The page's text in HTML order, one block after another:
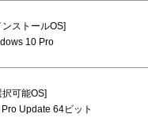
ンストールOS]
10 Pro
択可能OS]
Update 64ビット